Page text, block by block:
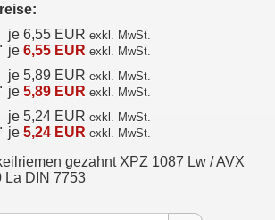
je 6,55 EUR exkl. MwSt.
je 6,55 EUR exkl. MwSt.
je 5,89 EUR exkl. MwSt.
je 5,89 EUR exkl. MwSt.
je 5,24 EUR exkl. MwSt.
je 5,24 EUR exkl. MwSt.
gezahnt XPZ 1087 Lw / AVX
La DIN 7753